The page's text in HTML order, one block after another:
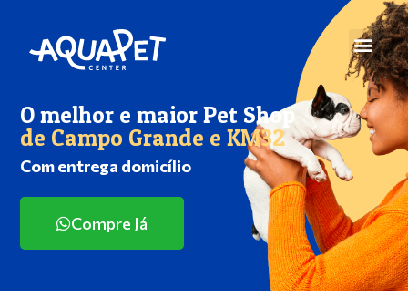
O melhor e maior Pet Shop
de Campo Grande e KM32
Com entrega domicílio
Compre Já